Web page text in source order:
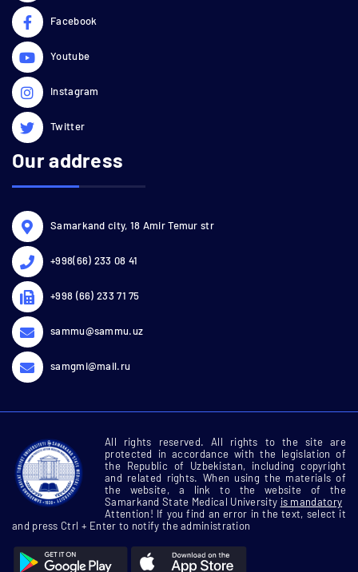
Facebook
Youtube
Instagram
Twitter
Our address
Samarkand city, 18 Amir Temur str
+998(66) 233 08 41
+998 (66) 233 71 75
sammu@sammu.uz
samgmi@mail.ru
All rights reserved. All rights to the site are
protected in accordance with the legislation of
the Republic of Uzbekistan, including copyright
and related rights. When using the materials of
the website, a link to the website of the
Samarkand State Medical University is mandatory
Attention! If you find an error in the text, select it
and press Ctrl + Enter to notify the administration